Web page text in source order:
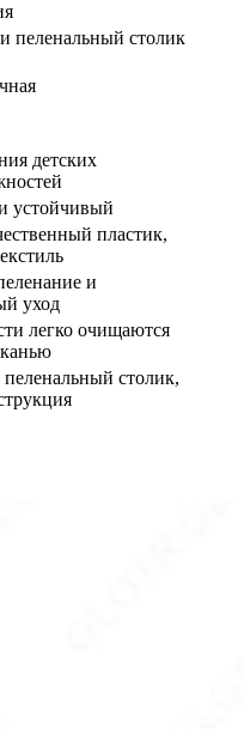
пеленальный столик
детских
устойчивый
пластик,
и
уход
легко очищаются
столик,